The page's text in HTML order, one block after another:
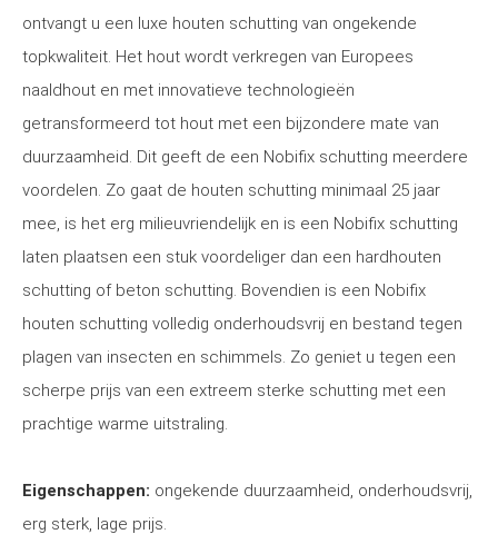
ontvangt u een luxe houten schutting van ongekende
topkwaliteit. Het hout wordt verkregen van Europees
naaldhout en met innovatieve technologieën
getransformeerd tot hout met een bijzondere mate van
duurzaamheid. Dit geeft de een Nobifix schutting meerdere
voordelen. Zo gaat de houten schutting minimaal 25 jaar
mee, is het erg milieuvriendelijk en is een Nobifix schutting
laten plaatsen een stuk voordeliger dan een hardhouten
schutting of beton schutting. Bovendien is een Nobifix
houten schutting volledig onderhoudsvrij en bestand tegen
plagen van insecten en schimmels. Zo geniet u tegen een
scherpe prijs van een extreem sterke schutting met een
prachtige warme uitstraling.
Eigenschappen: ongekende duurzaamheid, onderhoudsvrij,
erg sterk, lage prijs.